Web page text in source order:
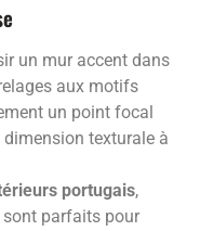
un mur accent dans
aux motifs
un point focal
texturale à
portugais,
sont parfaits pour